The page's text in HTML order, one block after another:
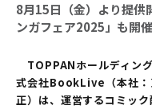
8月15日（金）より提
ンガフェア2025」も開催
TOPPANホールディン
式会社BookLive（本社：
正）は、運営するコミッ